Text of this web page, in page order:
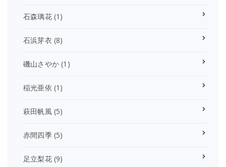
石森璃花(1)
石浜芽衣 (8)
磯山さやか (1)
稲光亜依 (1)
萩田帆風(5)
赤間四季(5)
足立梨花(9)